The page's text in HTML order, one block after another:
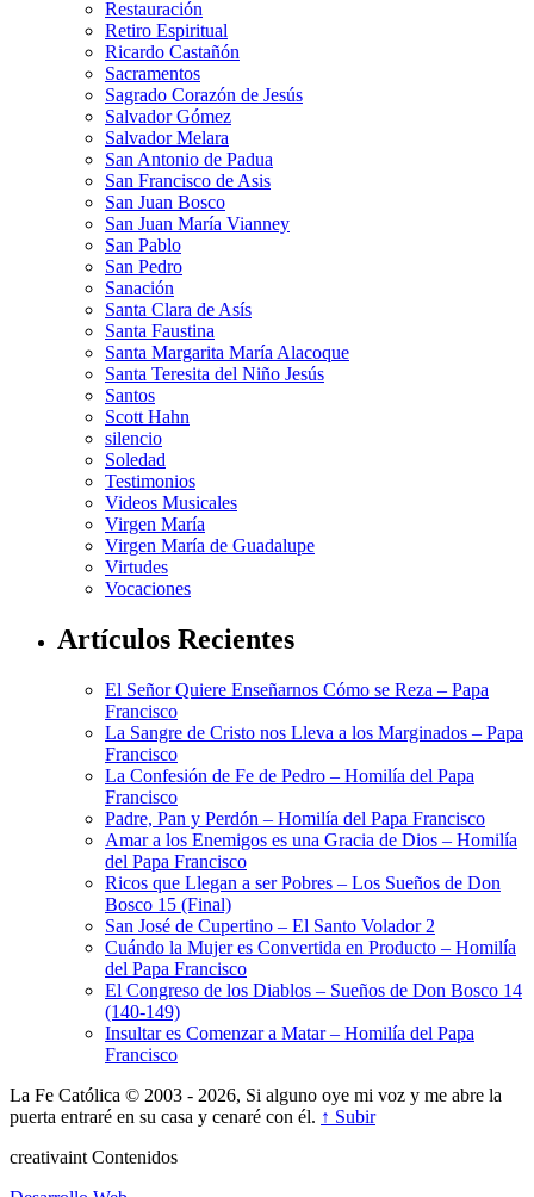
Restauración
Retiro Espiritual
Ricardo Castañón
Sacramentos
Sagrado Corazón de Jesús
Salvador Gómez
Salvador Melara
San Antonio de Padua
San Francisco de Asis
San Juan Bosco
San Juan María Vianney
San Pablo
San Pedro
Sanación
Santa Clara de Asís
Santa Faustina
Santa Margarita María Alacoque
Santa Teresita del Niño Jesús
Santos
Scott Hahn
silencio
Soledad
Testimonios
Videos Musicales
Virgen María
Virgen María de Guadalupe
Virtudes
Vocaciones
Artículos Recientes
El Señor Quiere Enseñarnos Cómo se Reza – Papa
Francisco
La Sangre de Cristo nos Lleva a los Marginados – Papa
Francisco
La Confesión de Fe de Pedro – Homilía del Papa
Francisco
Padre, Pan y Perdón – Homilía del Papa Francisco
Amar a los Enemigos es una Gracia de Dios – Homilía
del Papa Francisco
Ricos que Llegan a ser Pobres – Los Sueños de Don
Bosco 15 (Final)
San José de Cupertino – El Santo Volador 2
Cuándo la Mujer es Convertida en Producto – Homilía
del Papa Francisco
El Congreso de los Diablos – Sueños de Don Bosco 14
(140-149)
Insultar es Comenzar a Matar – Homilía del Papa
Francisco
La Fe Católica © 2003 - 2026, Si alguno oye mi voz y me abre la
puerta entraré en su casa y cenaré con él. ↑ Subir
creativaint Contenidos